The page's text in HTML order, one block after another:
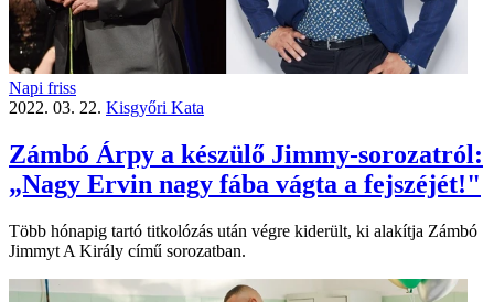
Napi friss
2022. 03. 22. Kisgyőri Kata
Zámbó Árpy a készülő Jimmy-sorozatról:
„Nagy Ervin nagy fába vágta a fejszéjét!"
Több hónapig tartó titkolózás után végre kiderült, ki alakítja Zámbó
Jimmyt A Király című sorozatban.